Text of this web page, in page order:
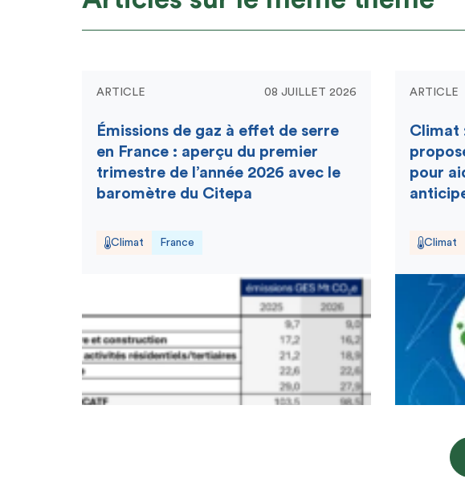
ARTICLE 08 JUILLET 2026
Émissions de gaz à effet de serre
en France : aperçu du premier
trimestre de l’année 2026 avec le
baromètre du Citepa
Climat France
ARTICLE
Climat
pour
Climat